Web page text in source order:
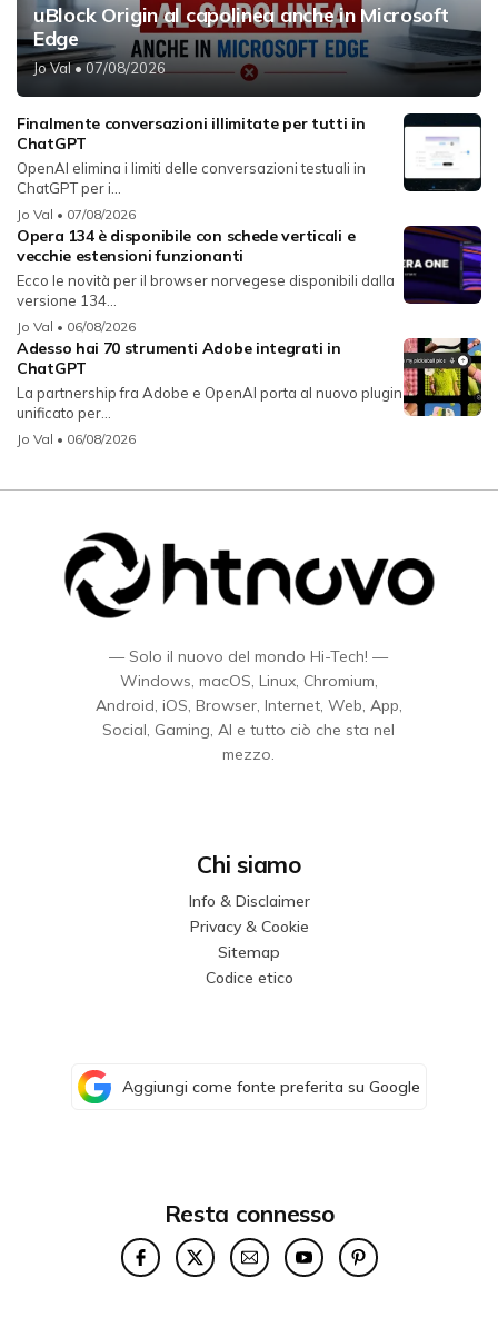
uBlock Origin al capolinea anche in Microsoft
Edge
Jo Val• 07/08/2026
Finalmente conversazioni illimitate per tutti in
ChatGPT
OpenAI elimina i limiti delle conversazioni testuali in
ChatGPT per i...
Jo Val • 07/08/2026
Opera 134 è disponibile con schede verticali e
vecchie estensioni funzionanti
Ecco le novità per il browser norvegese disponibili dalla
versione 134...
Jo Val • 06/08/2026
Adesso hai 70 strumenti Adobe integrati in
ChatGPT
La partnership fra Adobe e OpenAI porta al nuovo plugin
unificato per...
Jo Val • 06/08/2026
— Solo il nuovo del mondo Hi-Tech! —
Windows, macOS, Linux, Chromium,
Android, iOS, Browser, Internet, Web, App,
Social, Gaming, AI e tutto ciò che sta nel
mezzo.
Chi siamo
Info & Disclaimer
Privacy & Cookie
Sitemap
Codice etico
Aggiungi come fonte preferita su Google
Resta connesso